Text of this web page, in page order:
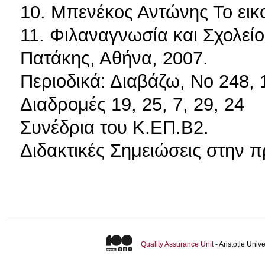
10. Μπενέκος Αντώνης Το
11. Φιλαναγνωσία και
Πατάκης, Αθήνα, 2007.
Περιοδικά: Διαβάζω, Νο 248,
Διαδρομές 19, 25, 7, 29, 24
Συνέδρια του Κ.ΕΠ.Β2.
Διδακτικές Σημειώσεις στην
Quality Assurance Unit- Aristotle